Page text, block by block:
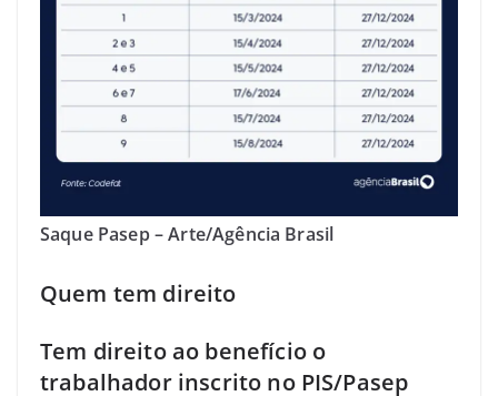
Saque Pasep – Arte/Agência Brasil
Quem tem direito
Tem direito ao benefício o
trabalhador inscrito no PIS/Pasep